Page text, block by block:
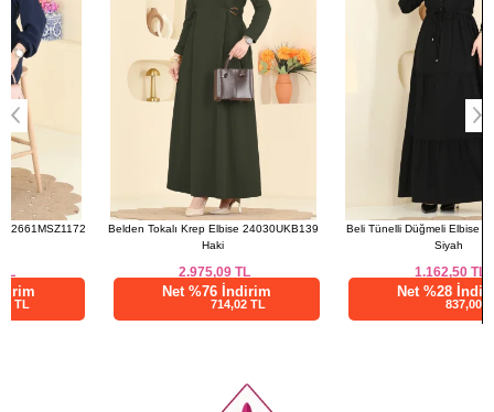
Belden Tokalı Krep Elbise 24030UKB139
Net %76 İndirim
Beli Tünelli Düğmeli Elbise 3083KTR750
Net %28 İndirim